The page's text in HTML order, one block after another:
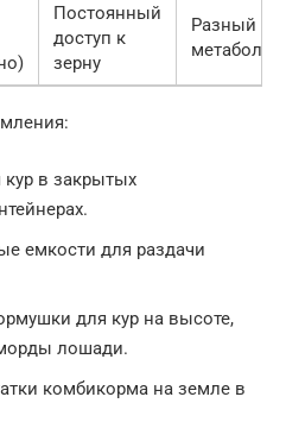
Постоянный
доступ к
зерну
Разный
кур в закрытых
емкости для раздачи
для кур на высоте,
лошади.
комбикорма на земле в